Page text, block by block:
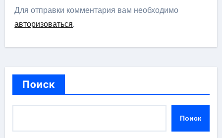
Для отправки комментария вам необходимо
авторизоваться.
Поиск
Поиск